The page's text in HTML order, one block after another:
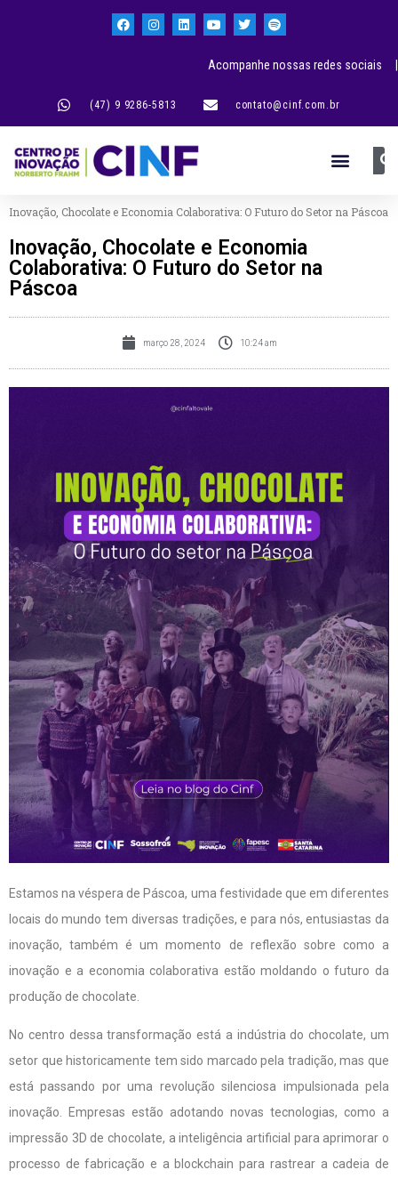
(47) 9 9286-5813 contato@cinf.com.br
Acompanhe nossas redes sociais |
Inovação, Chocolate e Economia Colaborativa: O Futuro do Setor na Páscoa
Inovação, Chocolate e Economia
Colaborativa: O Futuro do Setor na
Páscoa
março 28, 2024 10:24 am
Estamos na véspera de Páscoa, uma festividade que em diferentes
locais do mundo tem diversas tradições, e para nós, entusiastas da
inovação, também é um momento de reflexão sobre como a
inovação e a economia colaborativa estão moldando o futuro da
produção de chocolate.
No centro dessa transformação está a indústria do chocolate, um
setor que historicamente tem sido marcado pela tradição, mas que
está passando por uma revolução silenciosa impulsionada pela
inovação. Empresas estão adotando novas tecnologias, como a
impressão 3D de chocolate, a inteligência artificial para aprimorar o
processo de fabricação e a blockchain para rastrear a cadeia de